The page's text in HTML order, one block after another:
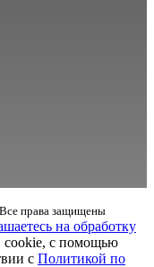
права защищены
на обработку
cookie, с помощью
с Политикой по